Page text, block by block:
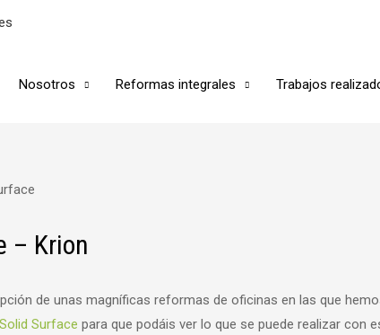
Nosotros Reformas integrales Trabajos
– Krion
de unas magníficas reformas de oficinas en las que
Solid Surface para que podáis ver lo que se puede realizar con